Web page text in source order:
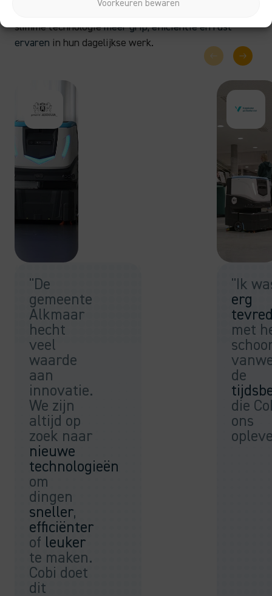
Voorkeuren bewaren
slimme technologiemeer grip, efficiëntie en rust
ervaren in hun dagelijkse werk.
"De
gemeente
Alkmaar
hecht
veel
waarde
aan
innovatie.
We zijn
altijd op
zoek naar
nieuwe
technologieën
om
dingen
sneller,
efficiënter
of leuker
te maken.
Cobi doet
dit
"Ik
erg
met
de
die
ons